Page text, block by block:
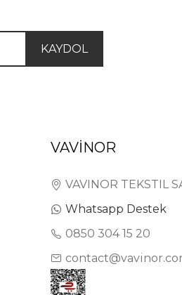
KAYDOL
VAVİNOR
VAVINOR TEKSTIL
Whatsapp Destek
0850 304 15 20